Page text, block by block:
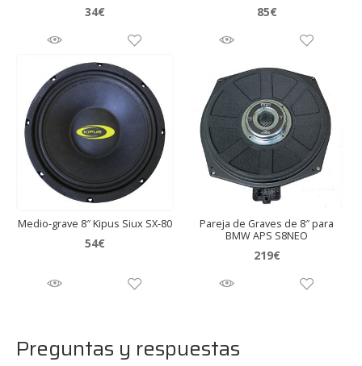
34€ 85€
Medio-grave 8″ Kipus Siux SX-80
54€
Pareja de Graves de 8″ para
BMW APS S8NEO
219€
Preguntas y respuestas